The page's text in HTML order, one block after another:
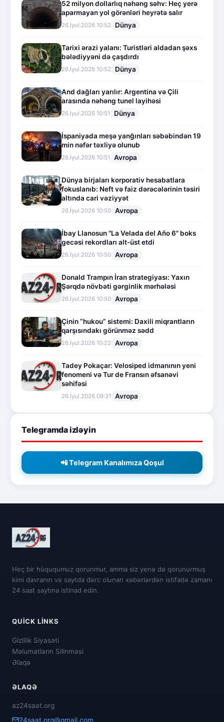
52 milyon dollarlıq nəhəng səhv: Heç yerə
aparmayan yol görənləri heyrətə salır
26.İyul.2026 10:52 Dünya
Tarixi ərazi yalanı: Turistləri aldadan şəxs
bələdiyyəni də çaşdırdı
26.İyul.2026 10:52 Dünya
And dağları yarılır: Argentina və Çili
arasında nəhəng tunel layihəsi
26.İyul.2026 10:51 Dünya
İspaniyada meşə yanğınları səbəbindən 19
min nəfər təxliyə olunub
26.İyul.2026 10:51 Avropa
Dünya birjaları korporativ hesabatlara
fokuslanıb: Neft və faiz dərəcələrinin təsiri
altında cari vəziyyət
26.İyul.2026 10:50 Avropa
İbay Llanosun "La Velada del Año 6" boks
gecəsi rekordları alt-üst etdi
26.İyul.2026 10:50 Avropa
Donald Trampın İran strategiyası: Yaxın
Şərqdə növbəti gərginlik mərhələsi
26.İyul.2026 10:50 Avropa
Çinin “hukou” sistemi: Daxili miqrantların
qarşısındakı görünməz sədd
26.İyul.2026 10:22 Avropa
Tadey Pokaçar: Velosiped idmanının yeni
fenomeni və Tur de Fransın əfsanəvi
səhifəsi
26.İyul.2026 09:31 Avropa
Telegramda izləyin
📲 Telegram Kanalımıza Qoşul
Heç bir hüququmuz qorunmur, amma siz yenə də qorunurmuş
kimi davranın və saytda dərc olunan xəbərlərdən istifadə zamanı
24 saat saytına istinad edin.
QUICK LINKS
Gizlilik Siyasəti
Məlumatların Silinməsi
Əlaqə
ƏLAQƏ
az24saat.org
24saat.org@gmail.com